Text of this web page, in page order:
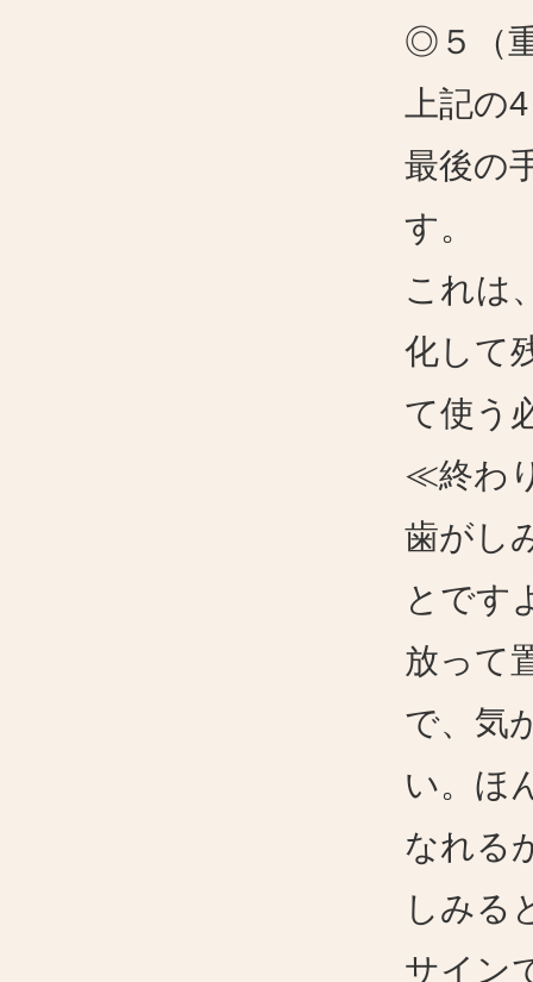
◎５（
上記
最後の
す。
これは
化して
て使う
≪終わ
歯がし
とです
放って
で、気
い。ほ
なれる
しみる
サイン